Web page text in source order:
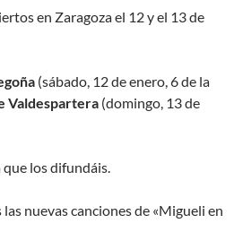
en Zaragoza el 12 y el 13 de
(sábado, 12 de enero, 6 de la
Valdespartera (domingo, 13 de
los difundáis.
las nuevas canciones de «Migueli en